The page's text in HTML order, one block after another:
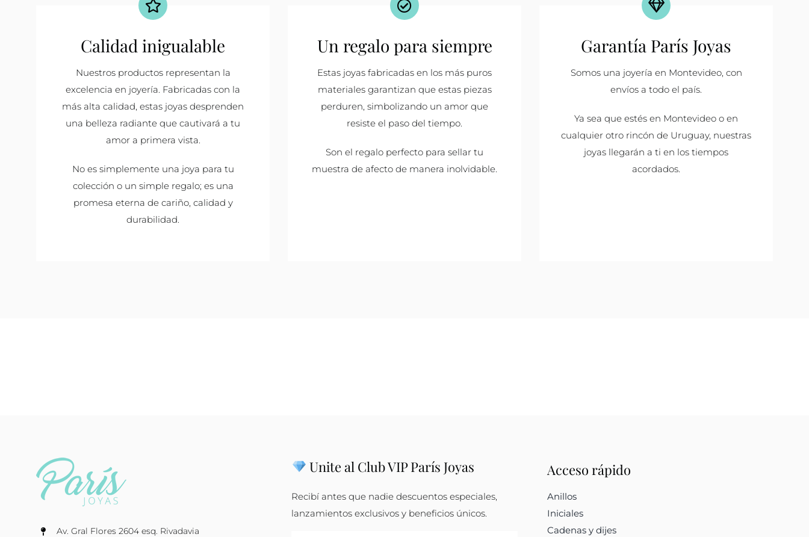
Calidad inigualable
Nuestros productos representan la
excelencia en joyería. Fabricadas con la
más alta calidad, estas joyas desprenden
una belleza radiante que cautivará a tu
amor a primera vista.
No es simplemente una joya para tu
colección o un simple regalo; es una
promesa eterna de cariño, calidad y
durabilidad.
Un regalo para siempre
Estas joyas fabricadas en los más puros
materiales garantizan que estas piezas
perduren, simbolizando un amor que
resiste el paso del tiempo.
Son el regalo perfecto para sellar tu
muestra de afecto de manera inolvidable.
Garantía París Joyas
Somos una joyería en Montevideo, con
envíos a todo el país.
Ya sea que estés en Montevideo o en
cualquier otro rincón de Uruguay, nuestras
joyas llegarán a ti en los tiempos
acordados.
Av. Gral Flores 2604 esq. Rivadavia
Unite al Club VIP París Joyas
Recibí antes que nadie descuentos especiales,
lanzamientos exclusivos y beneficios únicos.
Acceso rápido
Anillos
Iniciales
Cadenas y dijes